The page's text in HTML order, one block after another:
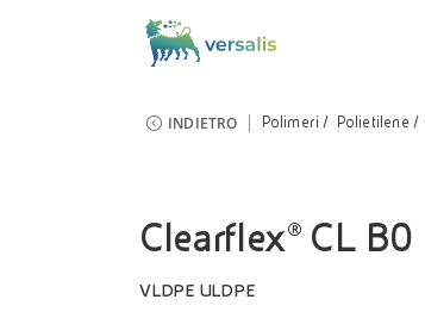
INDIETRO Polimeri Polietilene
Clearflex® CL B0
VLDPE ULDPE